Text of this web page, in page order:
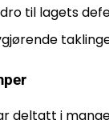
til lagets
deltatt i